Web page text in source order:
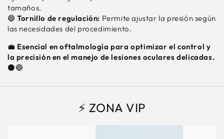
tamaños.
🔵Tornillo de regulación: Permite ajustar la presión según
las necesidades del procedimiento.
💼 Esencial en oftalmología para optimizar el control y
la precisión en el manejo de lesiones oculares delicadas.
⚫🔵
⚡ ZONA VIP